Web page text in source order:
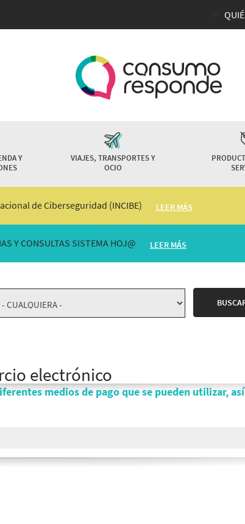
Enlaces
Y
VIAJES, TRANSPORTES Y
OCIO
de Ciberseguridad (INCIBE) LEER MÁS
Y CONSULTAS SISTEMA HOJ@ LEER MÁS
electrónico
medios de pago que se pueden utilizar,